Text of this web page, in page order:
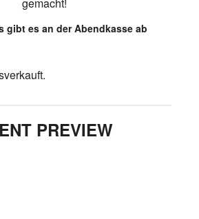
gibt es an der Abendkasse ab
PREVIEW